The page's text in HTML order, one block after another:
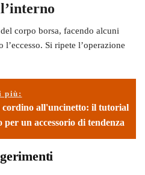
corpo borsa, facendo alcuni
Si ripete l’operazione
più:
cordino all'uncinetto: il tutorial
per un accessorio di tendenza